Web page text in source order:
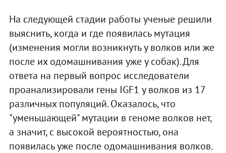
На следующей стадии работы ученые решили
выяснить, когда и где появилась мутация
(изменения могли возникнуть у волков или же
после их одомашнивания уже у собак). Для
ответа на первый вопрос исследователи
проанализировали гены IGF1 у волков из 17
различных популяций. Оказалось, что
"уменьшающей" мутации в геноме волков нет,
а значит, с высокой вероятностью, она
появилась уже после одомашнивания волков.